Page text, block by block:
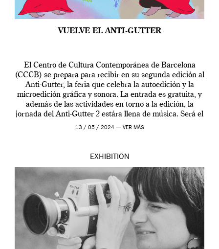
VUELVE EL ANTI-GUTTER
El Centro de Cultura Contemporánea de Barcelona
(CCCB) se prepara para recibir en su segunda edición al
Anti-Gutter, la feria que celebra la autoedición y la
microedición gráfica y sonora. La entrada es gratuita, y
además de las actividades en torno a la edición, la
jornada del Anti-Gutter 2 estára llena de música. Será el
[…]
13 / 05 / 2024 — VER MÁS
EXHIBITION